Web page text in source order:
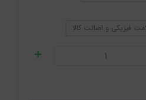
فیزیکی و اصالت کالا